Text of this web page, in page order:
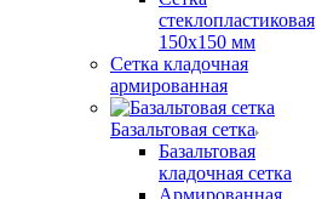
стеклопластиковая
150x150 мм
Сетка кладочная
армированная
Базальтовая сетка
Базальтовая
кладочная сетка
Армированная